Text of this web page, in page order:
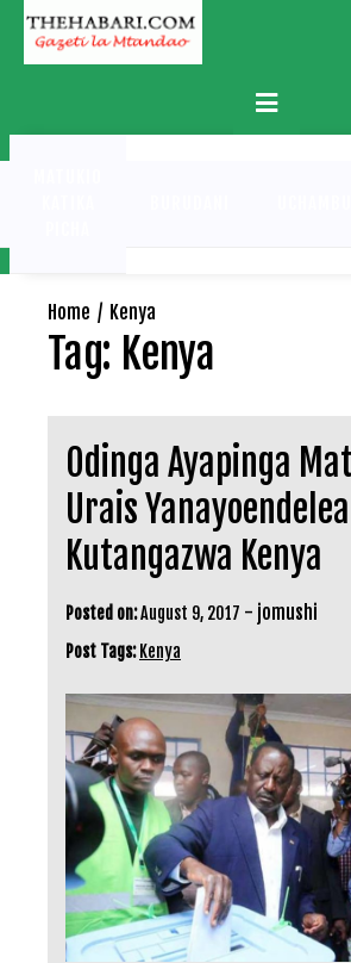
Skip
content
Primary
Menu
Home Kenya
Tag: Kenya
Odinga Ayapinga
Urais Yanayoendelea
Kutangazwa Kenya
Posted on:August 9, 2017 - jomushi
Post Tags: Kenya